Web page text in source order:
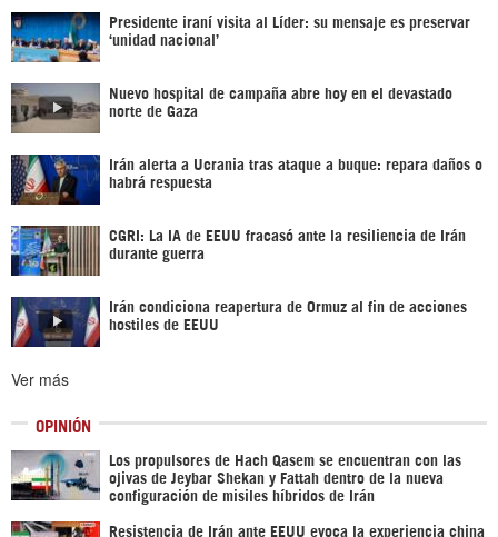
Presidente iraní visita al Líder: su mensaje es preservar
‘unidad nacional’
Nuevo hospital de campaña abre hoy en el devastado
norte de Gaza
Irán alerta a Ucrania tras ataque a buque: repara daños o
habrá respuesta
CGRI: La IA de EEUU fracasó ante la resiliencia de Irán
durante guerra
Irán condiciona reapertura de Ormuz al fin de acciones
hostiles de EEUU
Ver más
OPINIÓN
Los propulsores de Hach Qasem se encuentran con las
ojivas de Jeybar Shekan y Fattah dentro de la nueva
configuración de misiles híbridos de Irán
Resistencia de Irán ante EEUU evoca la experiencia china